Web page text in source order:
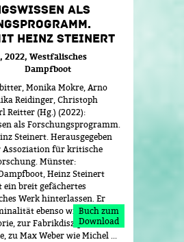
ALS
HEINZ STEINERT
2022 Westfälisches
Dampfboot
Monika Mokre, Arno
Reidinger, Christoph
Reitter (Hg.) (2022):
als Forschungsprogramm.
Steinert. Herausgegeben
für kritische
Münster:
Heinz Steinert
ein breit gefächertes
Werk hinterlassen. Er
ebenso wie zur
zur Fabrikdisziplin und
zu Max Weber wie Michel ...
Buch zum
Download